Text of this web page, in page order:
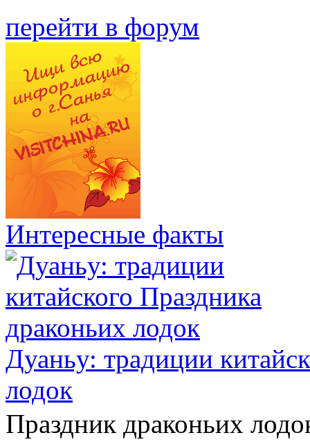
перейти в форум
Интересные факты
Дуаньу: традиции
лодок
Праздник драконьих